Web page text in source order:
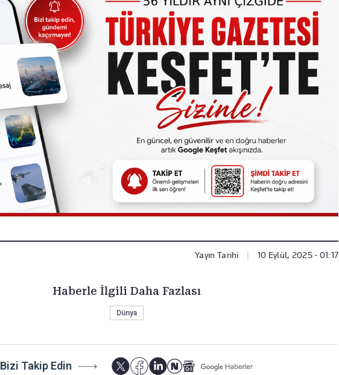
Yayın Tarihi 10 Eylül, 2025 - 01:17
Haberle İlgili Daha Fazlası
Dünya
Bizi Takip Edin